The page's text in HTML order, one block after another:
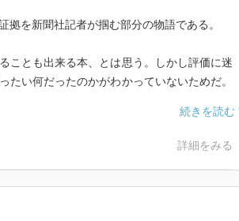
を新聞社記者が掴む部分の物語である。
ことも出来る本、とは思う。しかし評価に迷
たい何だったのかがわかっていないためだ。
たのかもよくわからない。国会議員が黒幕で
ら、局長逮捕ではなくて国会議員逮捕を目
を変えた厚労省係長の動機って？？？ と、
らすればどうなのかが分からない限り、フ
詳細をみる